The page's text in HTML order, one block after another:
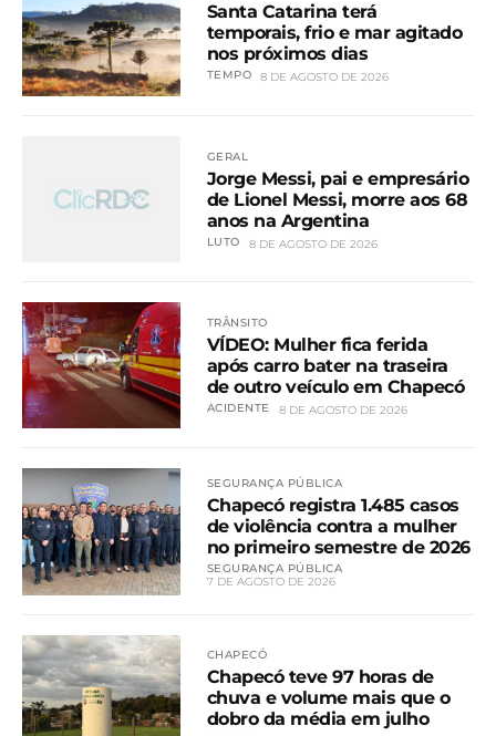
Santa Catarina terá
temporais, frio e mar agitado
nos próximos dias
TEMPO 8 DE AGOSTO DE 2026
GERAL
Jorge Messi, pai e empresário
de Lionel Messi, morre aos 68
anos na Argentina
LUTO 8 DE AGOSTO DE 2026
TRÂNSITO
VÍDEO: Mulher fica ferida
após carro bater na traseira
de outro veículo em Chapecó
ACIDENTE 8 DE AGOSTO DE 2026
SEGURANÇA PÚBLICA
Chapecó registra 1.485 casos
de violência contra a mulher
no primeiro semestre de 2026
SEGURANÇA PÚBLICA
7 DE AGOSTO DE 2026
CHAPECÓ
Chapecó teve 97 horas de
chuva e volume mais que o
dobro da média em julho